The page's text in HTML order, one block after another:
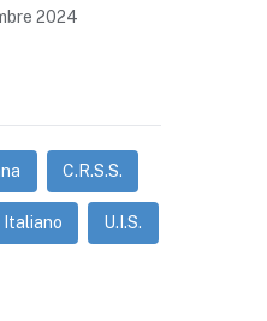
2024
C.R.S.S.
Italiano U.I.S.